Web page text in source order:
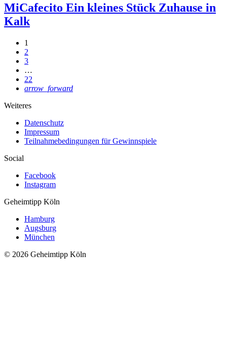
MiCafecito Ein kleines Stück Zuhause in
Kalk
1
2
3
…
22
arrow_forward
Weiteres
Datenschutz
Impressum
Teilnahmebedingungen für Gewinnspiele
Social
Facebook
Instagram
Geheimtipp Köln
Hamburg
Augsburg
München
© 2026 Geheimtipp Köln